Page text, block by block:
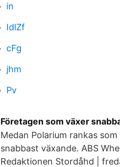
in
IdlZf
cFg
jhm
Pv
Företagen som växer
Medan Polarium rankas
snabbast växande. ABS
Redaktionen Stordåhd |